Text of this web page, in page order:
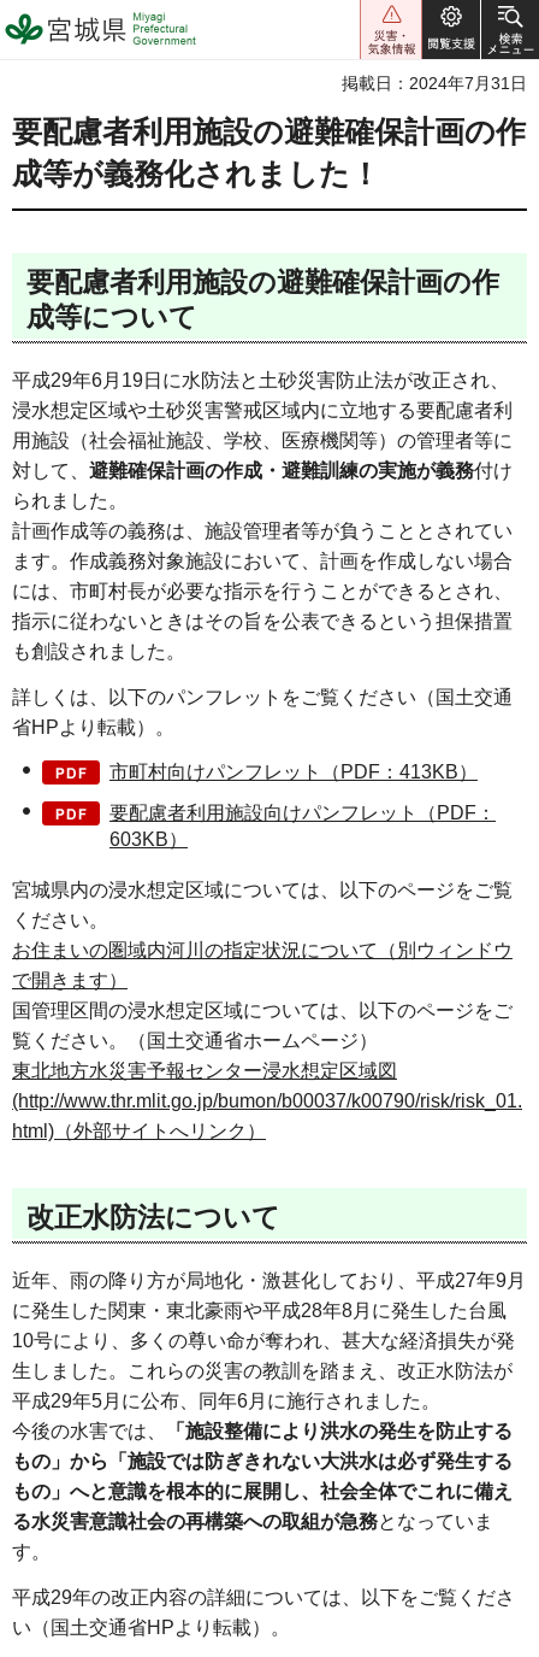
宮城県 Miyagi Prefectural
Government
掲載日：2024年7月31日
要配慮者利用施設の避難確保計画の作
成等が義務化されました！
要配慮者利用施設の避難確保計画の作
成等について
平成29年6月19日に水防法と土砂災害防止法が改正され、
浸水想定区域や土砂災害警戒区域内に立地する要配慮者利
用施設（社会福祉施設、学校、医療機関等）の管理者等に
対して、 避難確保計画の作成・避難訓練の実施が義務付け
られました。
計画作成等の義務は、施設管理者等が負うこととされてい
ます。作成義務対象施設において、計画を作成しない場合
には、市町村長が必要な指示を行うことができるとされ、
指示に従わないときはその旨を公表できるという担保措置
も創設されました。
詳しくは、以下のパンフレットをご覧ください（国土交通
省HPより転載）。
市町村向けパンフレット（PDF：413KB）
要配慮者利用施設向けパンフレット（PDF：
603KB）
宮城県内の浸水想定区域については、以下のページをご覧
ください。
お住まいの圏域内河川の指定状況について（別ウィンドウ
で開きます）
国管理区間の浸水想定区域については、以下のページをご
覧ください。（国土交通省ホームページ）
東北地方水災害予報センター浸水想定区域図
(http://www.thr.mlit.go.jp/bumon/b00037/k00790/risk/risk_01.
html)（外部サイトへリンク）
改正水防法について
近年、雨の降り方が局地化・激甚化しており、平成27年9月
に発生した関東・東北豪雨や平成28年8月に発生した台風
10号により、多くの尊い命が奪われ、甚大な経済損失が発
生しました。これらの災害の教訓を踏まえ、改正水防法が
平成29年5月に公布、同年6月に施行されました。
今後の水害では、
「施設整備により洪水の発生を防止する
もの」から「施設では防ぎきれない大洪水は必ず発生する
もの」へと意識を根本的に展開し、社会全体でこれに備え
る水災害意識社会の再構築への取組が急務となっていま
す。
平成29年の改正内容の詳細については、以下をご覧くださ
い（国土交通省HPより転載）。